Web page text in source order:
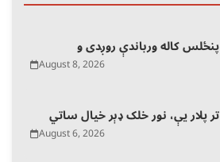
پنځلس کاله ورباندې روږدی و
August 8, 2026
تر پلار یې، نور خلک ډېر خیال ساتي
August 6, 2026